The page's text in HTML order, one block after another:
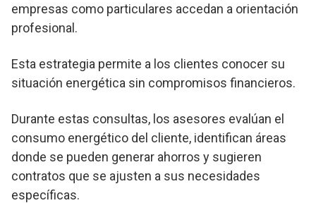
empresas como particulares accedan a orientación
profesional.
Esta estrategia permite a los clientes conocer su
situación energética sin compromisos financieros.
Durante estas consultas, los asesores evalúan el
consumo energético del cliente, identifican áreas
donde se pueden generar ahorros y sugieren
contratos que se ajusten a sus necesidades
específicas.